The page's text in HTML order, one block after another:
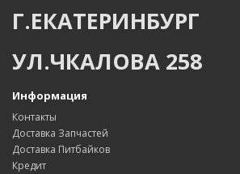
Г.ЕКАТЕРИНБУРГ
УЛ.ЧКАЛОВА 258
Информация
Контакты
Доставка Запчастей
Доставка Питбайков
Кредит